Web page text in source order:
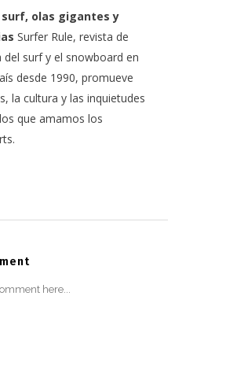
surf, olas gigantes y
Surfer Rule, revista de
del surf y el snowboard en
desde 1990, promueve
la cultura y las inquietudes
que amamos los